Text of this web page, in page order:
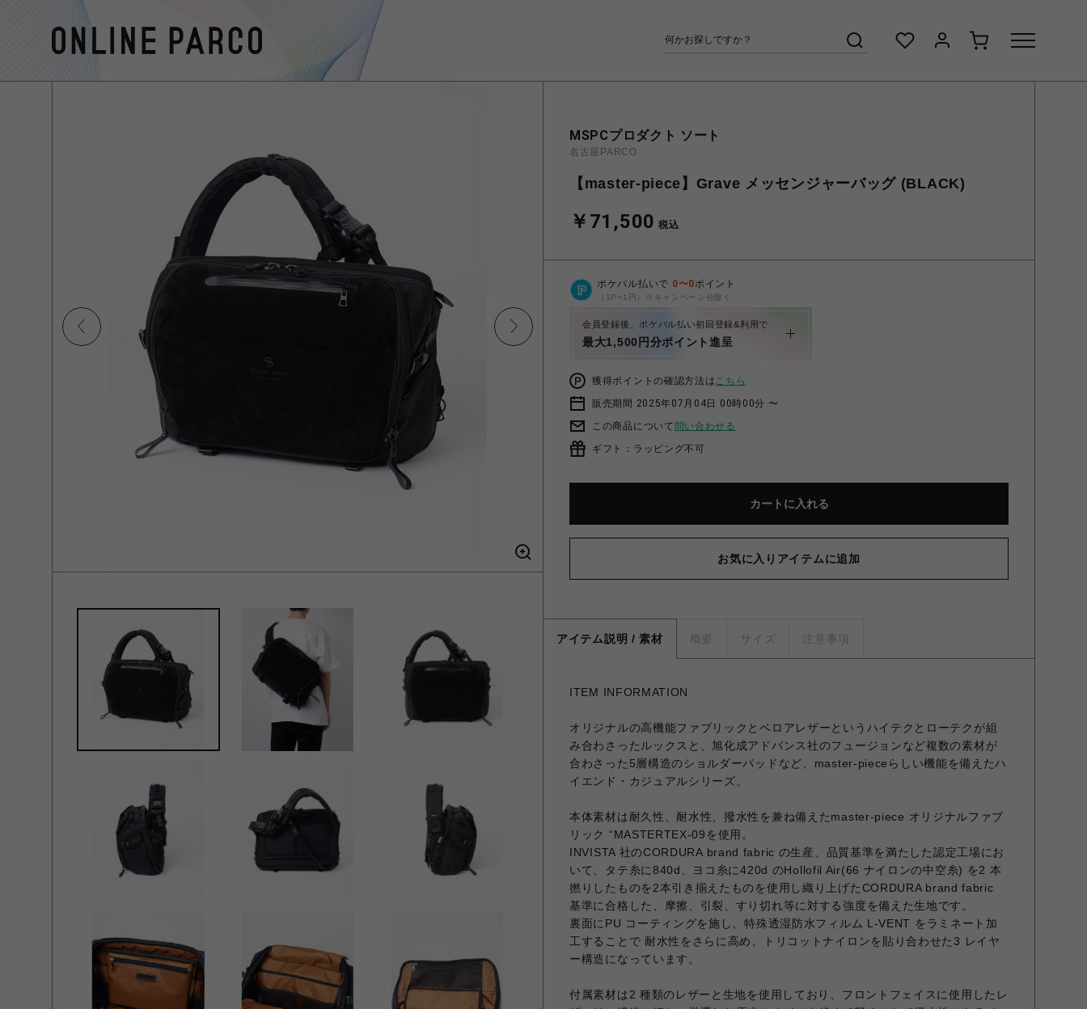
MSPCプロダクト ソート
名古屋PARCO
【master-piece】Grave メッセンジャーバッグ (BLACK)
￥71,500 税込
ポケパル払いで 0〜0ポイント
（1P=1円）※キャンペーン分除く
会員登録後、ポケパル払い初回登録&利用で
最大1,500円分ポイント進呈
獲得ポイントの確認方法はこちら
販売期間 2025年07月04日 00時00分 〜
この商品について 問い合わせる
ギフト：ラッピング不可
カートに入れる
お気に入りアイテムに追加
アイテム説明 / 素材 概要 サイズ 注意事項
ITEM INFORMATION
オリジナルの高機能ファブリックとベロアレザーというハイテクとローテクが組
み合わさったルックスと、旭化成アドバンス社のフュージョンなど複数の素材が
合わさった5層構造のショルダーパッドなど、master-pieceらしい機能を備えたハ
イエンド・カジュアルシリーズ。
本体素材は耐久性、耐水性、撥水性を兼ね備えたmaster-piece オリジナルファブ
リック “MASTERTEX-09を使用。
INVISTA 社のCORDURA brand fabric の生産、品質基準を満たした認定工場にお
いて、タテ糸に840d、ヨコ糸に420d のHollofil Air(66 ナイロンの中空糸) を2 本
撚りしたものを2本引き揃えたものを使用し織り上げたCORDURA brand fabric
基準に合格した、摩擦、引裂、すり切れ等に対する強度を備えた生地です。
裏面にPU コーティングを施し、特殊透湿防水フィルム L-VENT をラミネート加
工することで 耐水性をさらに高め、トリコットナイロンを貼り合わせた3 レイヤ
ー構造になっています。
付属素材は2 種類のレザーと生地を使用しており、フロントフェイスに使用したレ